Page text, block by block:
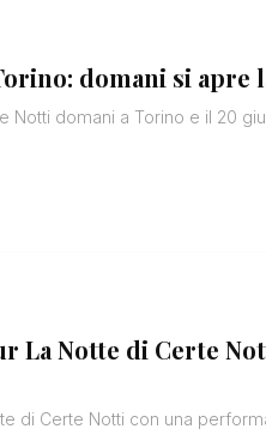
domani si
Notti domani a Torino e il 20
La Notte di Certe
di Certe Notti con una